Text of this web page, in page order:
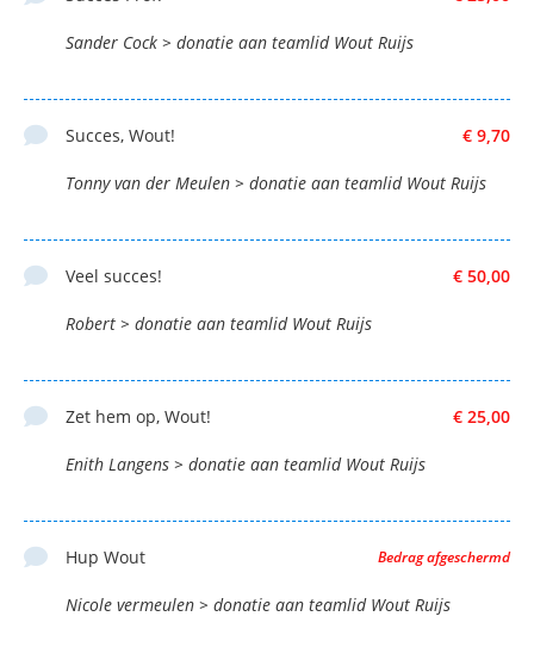
Sander Cock > donatie aan teamlid Wout Ruijs
€ 9,70
Succes, Wout!
Tonny van der Meulen > donatie aan teamlid Wout Ruijs
€ 50,00
Veel succes!
Robert > donatie aan teamlid Wout Ruijs
€ 25,00
Zet hem op, Wout!
Enith Langens > donatie aan teamlid Wout Ruijs
Bedrag afgeschermd
Hup Wout
Nicole vermeulen > donatie aan teamlid Wout Ruijs